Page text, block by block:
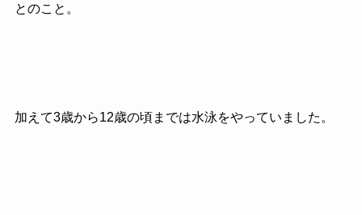
とのこと。
加えて3歳から12歳の頃までは水泳をやっていました。